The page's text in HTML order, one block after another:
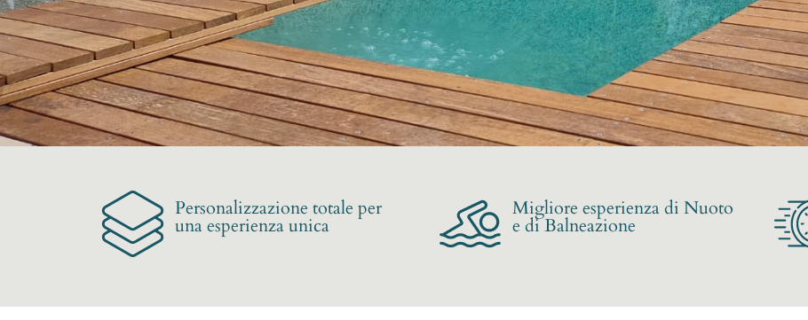
Personalizzazione totale per
una esperienza unica
Migliore esperienza di Nuoto
e di Balneazione